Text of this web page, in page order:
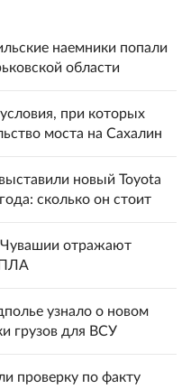
наемники попали
области
при которых
моста на Сахалин
новый Toyota
сколько он стоит
отражают
узнало о новом
грузов для ВСУ
проверку по факту